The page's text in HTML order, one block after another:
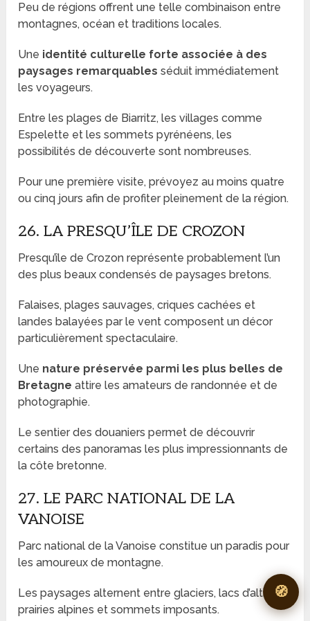
Peu de régions offrent une telle combinaison entre
montagnes, océan et traditions locales.
Une identité culturelle forte associée à des
paysages remarquables séduit immédiatement
les voyageurs.
Entre les plages de Biarritz, les villages comme
Espelette et les sommets pyrénéens, les
possibilités de découverte sont nombreuses.
Pour une première visite, prévoyez au moins quatre
ou cinq jours afin de profiter pleinement de la région.
26. LA PRESQU’ÎLE DE CROZON
Presqu’île de Crozon représente probablement l’un
des plus beaux condensés de paysages bretons.
Falaises, plages sauvages, criques cachées et
landes balayées par le vent composent un décor
particulièrement spectaculaire.
Une nature préservée parmi les plus belles de
Bretagne attire les amateurs de randonnée et de
photographie.
Le sentier des douaniers permet de découvrir
certains des panoramas les plus impressionnants de
la côte bretonne.
27. LE PARC NATIONAL DE LA
VANOISE
Parc national de la Vanoise constitue un paradis pour
les amoureux de montagne.
Les paysages alternent entre glaciers, lacs d’altitude,
prairies alpines et sommets imposants.
🧭